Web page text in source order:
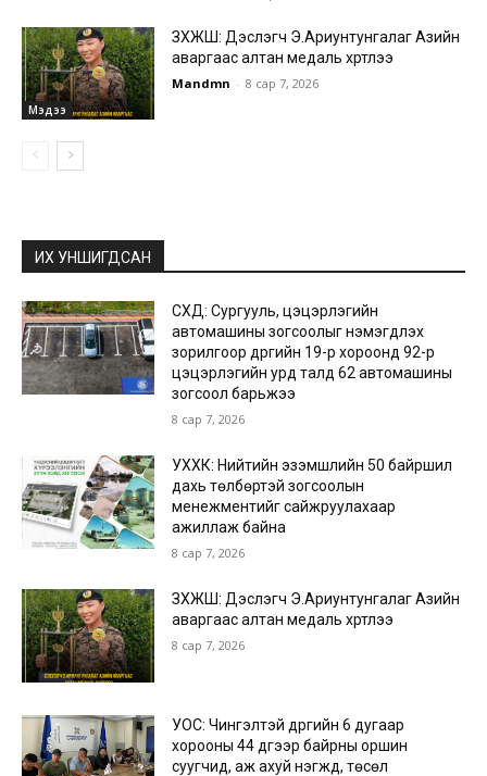
Мэдээ
ЗХЖШ: Дэслэгч Э.Ариунтунгалаг Азийн
аваргаас алтан медаль хүртлээ
Mandmn - 8 сар 7, 2026
ИХ УНШИГДСАН
СХД: Сургууль, цэцэрлэгийн
автомашины зогсоолыг нэмэгдүүлэх
зорилгоор дүүргийн 19-р хороонд 92-р
цэцэрлэгийн урд талд 62 автомашины
зогсоол барьжээ
8 сар 7, 2026
УХХК: Нийтийн эзэмшлийн 50 байршил
дахь төлбөртэй зогсоолын
менежментийг сайжруулахаар
ажиллаж байна
8 сар 7, 2026
ЗХЖШ: Дэслэгч Э.Ариунтунгалаг Азийн
аваргаас алтан медаль хүртлээ
8 сар 7, 2026
УОС: Чингэлтэй дүүргийн 6 дугаар
хорооны 44 дүгээр байрны оршин
суугчид, аж ахуй нэгжүүд, төсөл